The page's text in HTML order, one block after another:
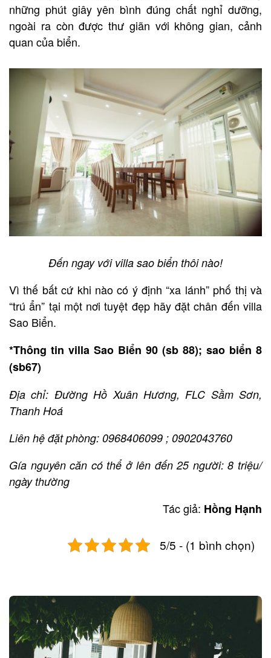
những phút giây yên bình đúng chất nghỉ dưỡng,
ngoài ra còn được thư giãn với không gian, cảnh
quan của biển.
Đến ngay với villa sao biển thôi nào!
Vì thế bất cứ khi nào có ý định “xa lánh” phố thị và
“trú ẩn” tại một nơi tuyệt đẹp hãy đặt chân đến villa
Sao Biển.
*Thông tin villa Sao Biển 90 (sb 88); sao biển 8
(sb67)
Địa chỉ: Đường Hồ Xuân Hương, FLC Sầm Sơn,
Thanh Hoá
Liên hệ đặt phòng: 0968406099 ; 0902043760
Gía nguyên căn có thể ở lên đến 25 người: 8 triệu/
ngày thường
Tác giả: Hồng Hạnh
5/5 - (1 bình chọn)
Post
navigation